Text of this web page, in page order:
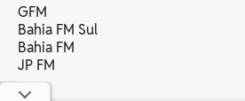
GFM
Bahia FM Sul
Bahia FM
JP FM